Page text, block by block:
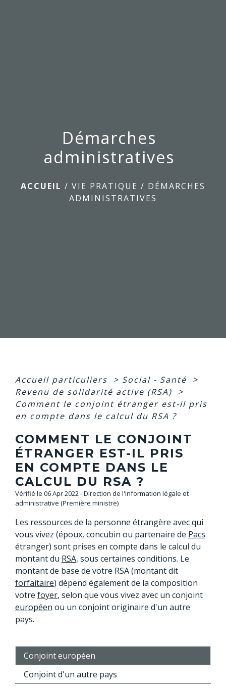
Démarches
administratives
ACCUEIL / VIE PRATIQUE / DÉMARCHES
ADMINISTRATIVES
Accueil particuliers > Social - Santé
>
Revenu de solidarité active (RSA)
>
Comment le conjoint étranger est-il pris
en compte dans le calcul du RSA ?
COMMENT LE CONJOINT
ÉTRANGER EST-IL PRIS
EN COMPTE DANS LE
CALCUL DU RSA ?
Vérifié le 06 Apr 2022 - Direction de l'information légale et
administrative (Première ministre)
Les ressources de la personne étrangère avec qui
vous vivez (époux, concubin ou partenaire de Pacs
étranger) sont prises en compte dans le calcul du
montant du RSA, sous certaines conditions. Le
montant de base de votre RSA (montant dit
forfaitaire) dépend également de la composition
votre foyer, selon que vous vivez avec un conjoint
européen ou un conjoint originaire d'un autre
pays.
Conjoint européen
Conjoint d'un autre pays